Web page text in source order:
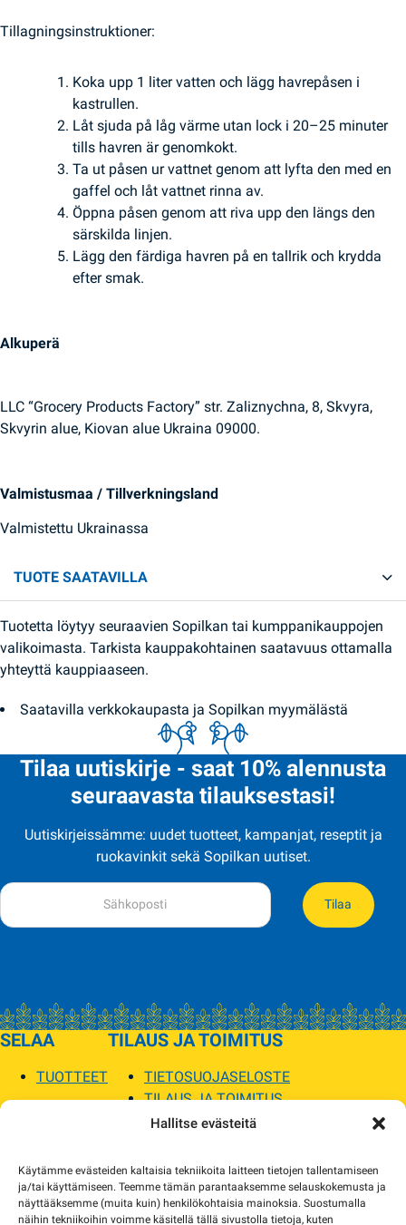
Hallitse evästeitä
Käytämme evästeiden kaltaisia tekniikoita laitteen tietojen tallentamiseen
ja/tai käyttämiseen. Teemme tämän parantaaksemme selauskokemusta ja
näyttääksemme (muita kuin) henkilökohtaisia mainoksia. Suostumalla
näihin tekniikoihin voimme käsitellä tällä sivustolla tietoja, kuten
Tillagningsinstruktioner:
Koka upp 1 liter vatten och lägg havrepåsen i
kastrullen.
Låt sjuda på låg värme utan lock i 20–25 minuter
tills havren är genomkokt.
Ta ut påsen ur vattnet genom att lyfta den med en
gaffel och låt vattnet rinna av.
Öppna påsen genom att riva upp den längs den
särskilda linjen.
Lägg den färdiga havren på en tallrik och krydda
efter smak.
Alkuperä
LLC “Grocery Products Factory” str. Zaliznychna, 8, Skvyra,
Skvyrin alue, Kiovan alue Ukraina 09000.
Valmistusmaa / Tillverkningsland
Valmistettu Ukrainassa
TUOTE SAATAVILLA
Tuotetta löytyy seuraavien Sopilkan tai kumppanikauppojen
valikoimasta. Tarkista kauppakohtainen saatavuus ottamalla
yhteyttä kauppiaaseen.
Saatavilla verkkokaupasta ja Sopilkan myymälästä
Tilaa uutiskirje - saat 10% alennusta
seuraavasta tilauksestasi!
Uutiskirjeissämme: uudet tuotteet, kampanjat, reseptit ja
ruokavinkit sekä Sopilkan uutiset.
Tilaa
SELAA
TUOTTEET
TILAUS JA TOIMITUS
TIETOSUOJASELOSTE
TILAUS JA TOIMITUS
TOIMITUSEHDOT
MYYMÄLÄT JA YHTEYSTIEDOT
USEIN KYSYTYT